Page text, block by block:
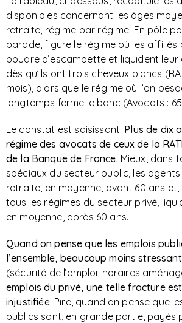
disponibles concernant les âges
retraite, régime par régime. En pôle
parade, figure le régime où les affiliés
poudre d’escampette et liquident
dès qu’ils ont trois cheveux blancs
mois), alors que le régime où l’on
longtemps ferme le banc (Avocats :
Le constat est saisissant. Plus de dix
régime des avocats de ceux de la
de la Banque de France. Mieux, dans
spéciaux du secteur public, les
retraite, en moyenne, avant 60 ans
tous les régimes du secteur privé,
en moyenne, après 60 ans.
Quand on pense que les emplois
l’ensemble, beaucoup moins
(sécurité de l’emploi, horaires
emplois du privé, une telle fracture
injustifiée. Pire, quand on pense que
publics sont, en grande partie, payés